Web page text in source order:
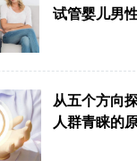
试管婴儿男
从五个方向
人群青睐的